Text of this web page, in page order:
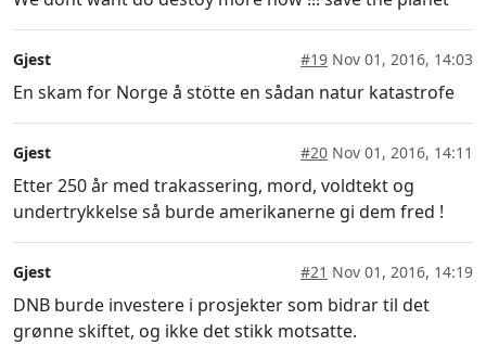
Gjest #19 Nov 01, 2016, 14:03
En skam for Norge å stötte en sådan natur katastrofe
Gjest #20 Nov 01, 2016, 14:11
Etter 250 år med trakassering, mord, voldtekt og
undertrykkelse så burde amerikanerne gi dem fred !
Gjest #21 Nov 01, 2016, 14:19
DNB burde investere i prosjekter som bidrar til det
grønne skiftet, og ikke det stikk motsatte.